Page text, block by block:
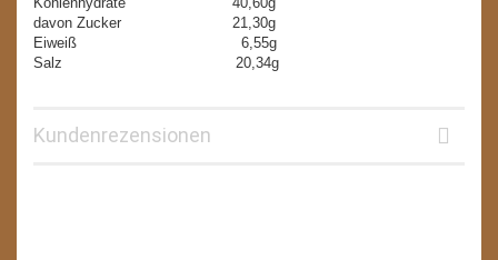
davon Zucker 21,30g
Eiweiß 6,55g
Salz 20,34g
Kundenrezensionen